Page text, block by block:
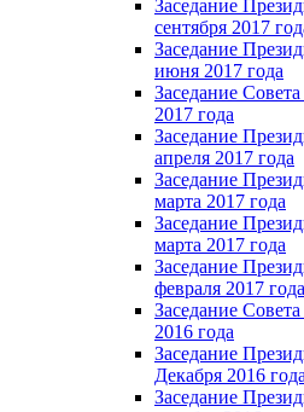
Заседание
сентября 2017
Заседание
июня 2017 года
Заседание
2017 года
Заседание
апреля 2017 года
Заседание
марта 2017 года
Заседание
марта 2017 года
Заседание
февраля 2017 года
Заседание
2016 года
Заседание
Декабря 2016 года
Заседание